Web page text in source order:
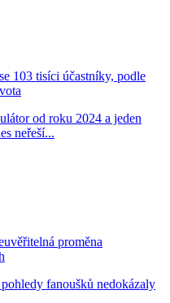
103 tisíci účastníky, podle
od roku 2024 a jeden
neřeší...
proměna
fanoušků nedokázaly